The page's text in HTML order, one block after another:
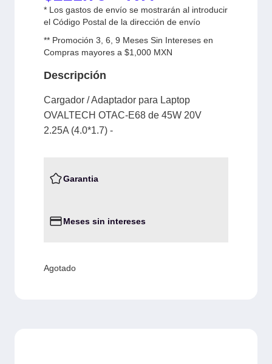
* Los gastos de envío se mostrarán al introducir
el Código Postal de la dirección de envío
** Promoción 3, 6, 9 Meses Sin Intereses en
Compras mayores a $1,000 MXN
Descripción
Cargador / Adaptador para Laptop
OVALTECH OTAC-E68 de 45W 20V
2.25A (4.0*1.7) -
Garantia
Meses sin intereses
Agotado